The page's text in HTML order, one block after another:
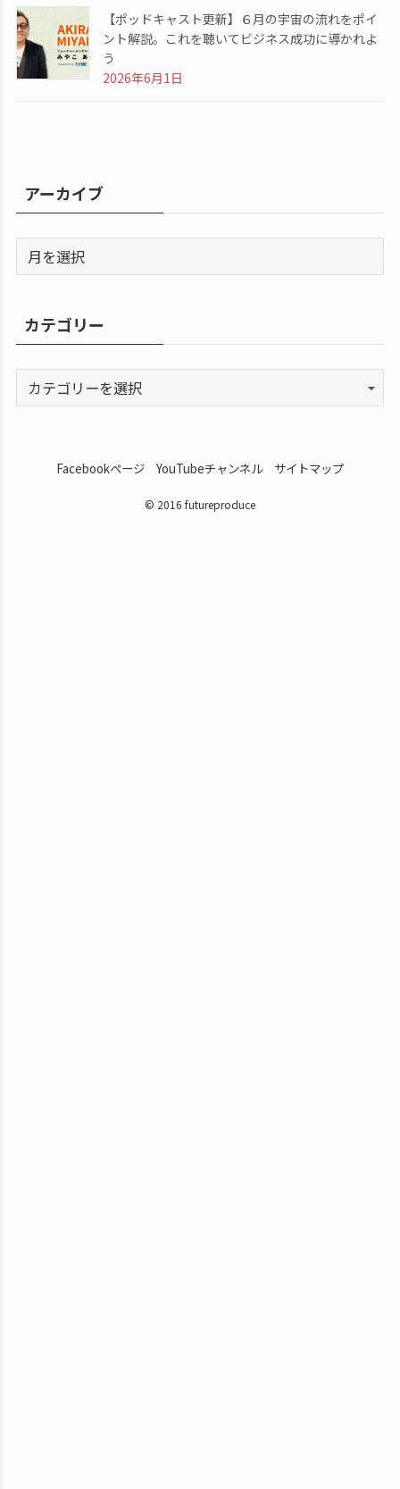
【ポッドキャスト更新】６月の宇宙の流れをポイ
ント解説。これを聴いてビジネス成功に導かれよ
う
2026年6月1日
アーカイブ
カテゴリー
Facebookページ YouTubeチャンネル サイトマップ
© 2016 futureproduce